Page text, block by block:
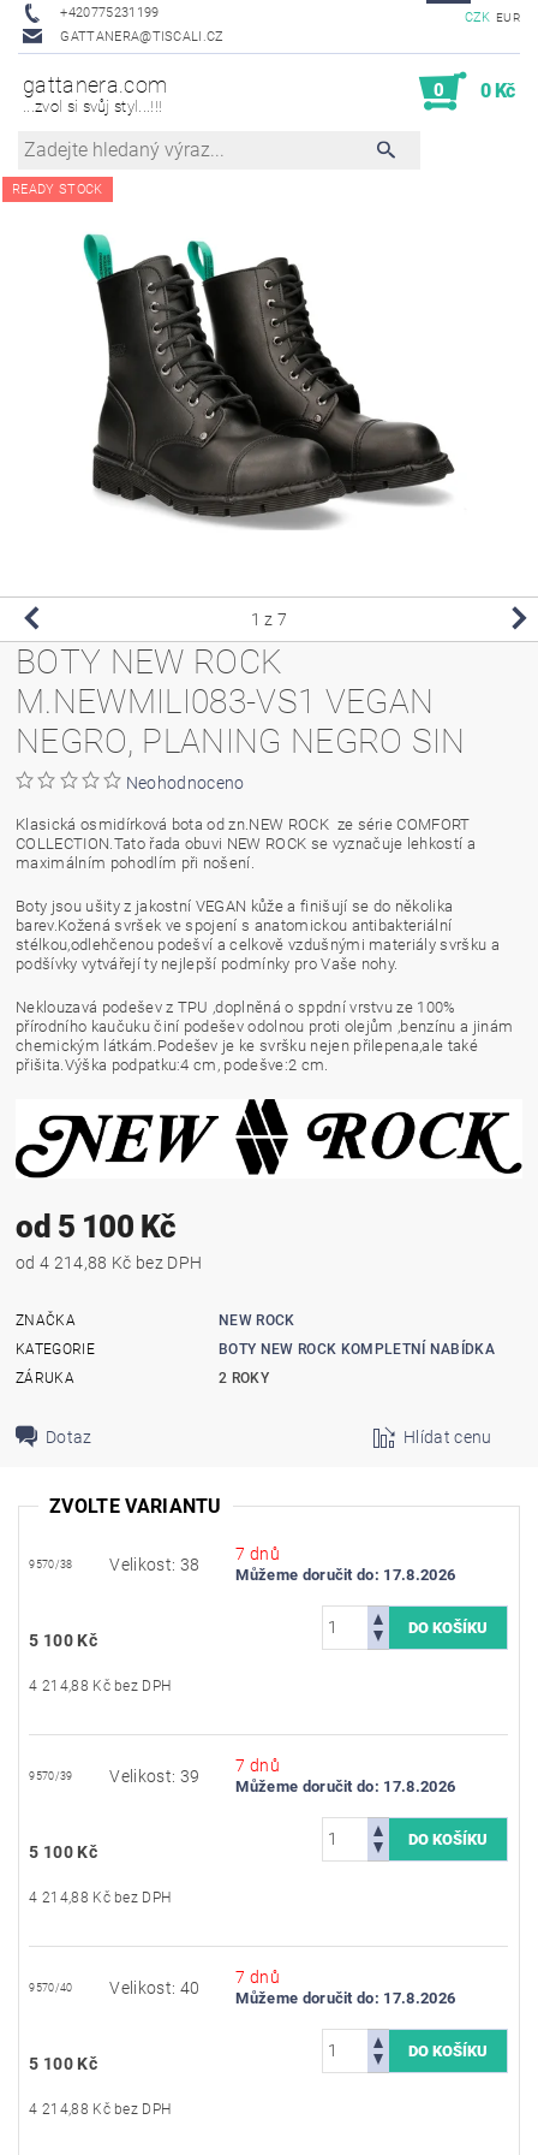
+420775231199
GATTANERA@TISCALI.CZ
CZK EUR
gattanera.com
...zvol si svůj styl...!!!
0 0 Kč
READY STOCK
1 z 7
BOTY NEW ROCK
M.NEWMILI083-VS1 VEGAN
NEGRO, PLANING NEGRO SIN
Neohodnoceno
Klasická osmidírková bota od zn.NEW ROCK ze série COMFORT
COLLECTION.Tato řada obuvi NEW ROCK se vyznačuje lehkostí a
maximálním pohodlím při nošení.
Boty jsou ušity z jakostní VEGAN kůže a finišují se do několika
barev.Kožená svršek ve spojení s anatomickou antibakteriální
stélkou,odlehčenou podešví a celkově vzdušnými materiály svršku a
podšívky vytvářejí ty nejlepší podmínky pro Vaše nohy.
Neklouzavá podešev z TPU ,doplněná o sppdní vrstvu ze 100%
přírodního kaučuku činí podešev odolnou proti olejům ,benzínu a jinám
chemickým látkám.Podešev je ke svršku nejen přilepena,ale také
přišita.Výška podpatku:4 cm, podešve:2 cm.
od 5 100 Kč
od 4 214,88 Kč bez DPH
ZNAČKA
NEW ROCK
KATEGORIE
BOTY NEW ROCK KOMPLETNÍ NABÍDKA
ZÁRUKA
2 ROKY
Dotaz Hlídat cenu
ZVOLTE VARIANTU
9570/38 Velikost: 38
7 dnů
Můžeme doručit do: 17.8.2026
5 100 Kč
4 214,88 Kč bez DPH
9570/39 Velikost: 39
7 dnů
Můžeme doručit do: 17.8.2026
5 100 Kč
4 214,88 Kč bez DPH
9570/40 Velikost: 40
7 dnů
Můžeme doručit do: 17.8.2026
5 100 Kč
4 214,88 Kč bez DPH